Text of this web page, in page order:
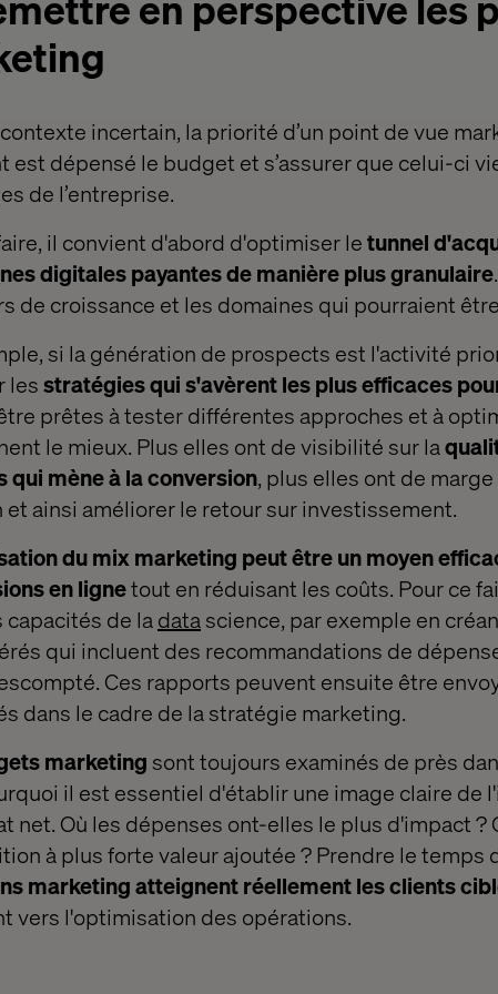
incertain, la priorité d’un point de vue
est dépensé le budget et s’assurer que celui-ci
de l’entreprise.
il convient d'abord d'optimiser letunnel
digitales payantes de manière plus granulaire
de croissance et les domaines qui pourraient
si la génération de prospects est l'activité
lesstratégies qui s'avèrent les plus efficaces
prêtes à tester différentes approches et à
le mieux. Plus elles ont de visibilité sur la
qui mène à la conversion, plus elles ont de
et ainsi améliorer le retour sur investissement.
du mix marketing peut être un moyen
en lignetout en réduisant les coûts. Pour ce
capacités de la datascience, par exemple en
qui incluent des recommandations de
Ces rapports peuvent ensuite être
dans le cadre de la stratégie marketing.
marketingsont toujours examinés de près
il est essentiel d'établir une image claire de
net. Où les dépenses ont-elles le plus d'impact ?
à plus forte valeur ajoutée ? Prendre le temps
marketing atteignent réellement les clients
vers l'optimisation des opérations.